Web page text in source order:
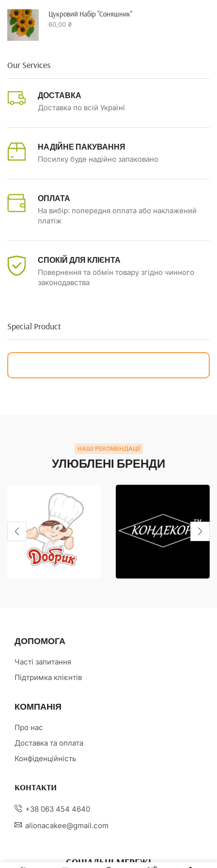
Цукровий Набір "Соняшник"
60,00 ₴
Our Services
ДОСТАВКА
Доставка по всій Україні
НАДІЙНЕ ПАКУВАННЯ
Посилку буде надійно запаковано
ОПЛАТА
На вибір: попередня оплата або наклажений
платіж
СПОКІЙ ДЛЯ КЛІЄНТА
Повернення та обмін товару згідно чинного
законодавства
Special Product
НАШІ РЕКОМЕНДАЦІЇ
УЛЮБЛЕНІ БРЕНДИ
ДОПОМОГА
Часті запитання
Підтримка клієнтів
КОМПАНІЯ
Про нас
Доставка та оплата
Конфіденційність
КОНТАКТИ
+38 063 454 4640
alionacakee@gmail.com
СОЦІАЛЬНІ МЕРЕЖІ